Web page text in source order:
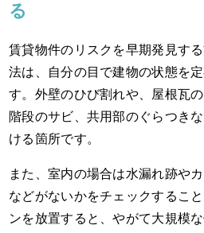
る
賃貸物件のリスクを早期発見す
法は、自分の目で建物の状態を
す。外壁のひび割れや、屋根瓦
階段のサビ、共用部のぐらつき
ける箇所です。
また、室内の場合は水漏れ跡や
などがないかをチェックするこ
ンを放置すると、やがて大規模